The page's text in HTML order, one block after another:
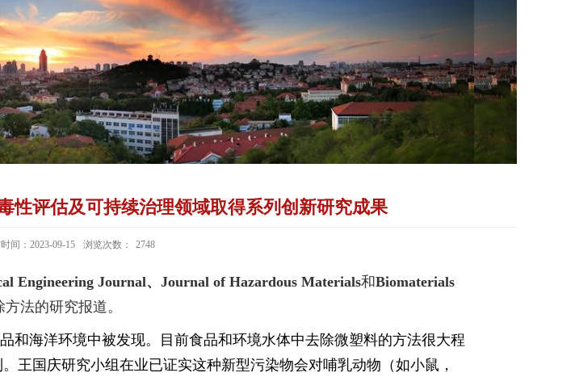
性评估及可持续治理领域取得系列创新研究成果
间：2023-09-15 浏览次数： 2748
Engineering Journal、 Journal of Hazardous Materials和Biomaterials
法的研究报道。
和海洋环境中被发现。目前食品和环境水体中去除微塑料的方法很大程
王国庆研究小组在业已证实这种新型污染物会对哺乳动物（如小鼠，